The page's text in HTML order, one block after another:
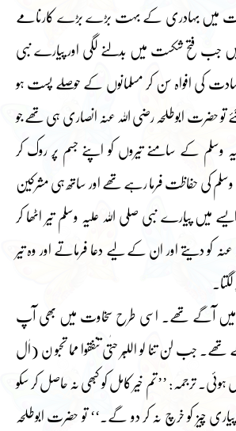
میں بہادری کے بہت بڑے بڑے کارنامے
جب فتح شکست میں بدلنے لگی اور پیارے نبی
کی افواہ سن کر مسلمانوں کے حوصلے پست ہو
تو حضرت ابوطلحہ رضی اللہ عنہ انصاری ہی تھے جو
وسلم کے سامنے تیروں کو اپنے جسم پر روک کر
وسلم کی حفاظت فرما رہے تھے اور ساتھ ہی مشرکین
میں پیارے نبی صلی اللہ علیہ وسلم تیر اٹھا کر
کو دیتے اور ان کے لیے دعا فرماتے اور وہ تیر
آگے تھے۔ اسی طرح سخاوت میں بھی آپ
جب لن تنا لو اللبَّر حتٰی تنفقوا مما تحبو ن (اٰل
نازل ہوئی۔ ترجمہ: ’’تم خیر کامل کو کبھی نہ حاصل کر سکو
چیز کو خرچ نہ کر دو گے۔‘‘ تو حضرت ابوطلحہ